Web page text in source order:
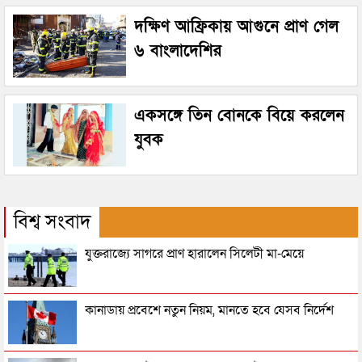
দক্ষিণ আফ্রিকায় আগুনে প্রাণ গেল
৬ বাংলাদেশির
একসঙ্গে তিন বোনকে বিয়ে করলেন
যুবক
বিশ্ব সংবাদ
যুক্তরাজ্যে সাগরে প্রাণ হারালেন সিলেটী মা-মেয়ে
কানাডায় প্রবেশে নতুন নিয়ম, মানতে হবে যেসব নির্দেশ